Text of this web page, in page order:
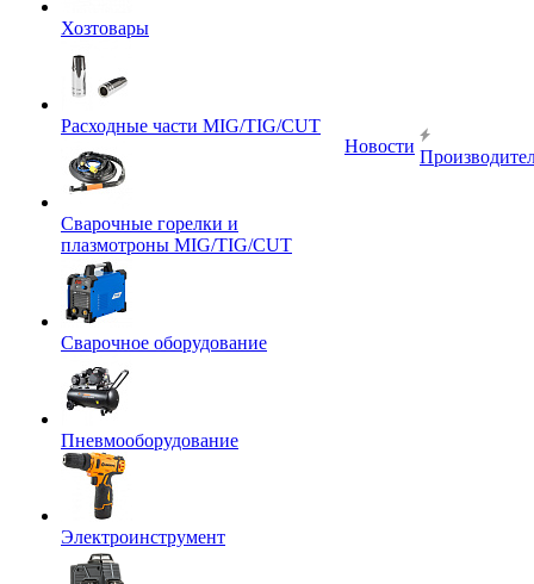
Хозтовары
Расходные части MIG/TIG/CUT
Сварочные горелки и
плазмотроны MIG/TIG/CUT
Сварочное оборудование
Пневмооборудование
Электроинструмент
Новости